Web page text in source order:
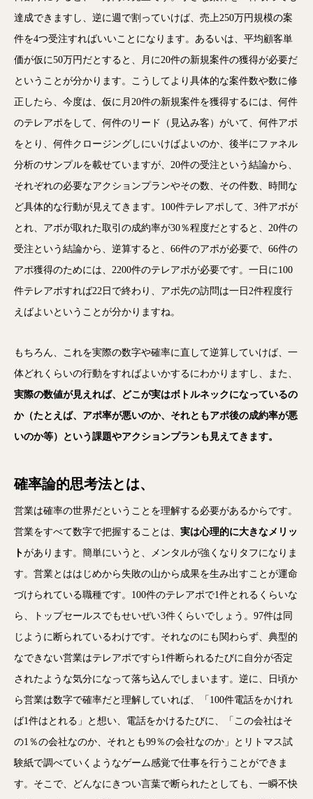
達成できますし、逆に週で割っていけば、売上250万円規模の案
件を4つ受注すればいいことになります。あるいは、平均顧客単
価が仮に50万円だとすると、月に20件の新規案件の獲得が必要だ
ということが分かります。こうしてより具体的な案件数や数に修
正したら、今度は、仮に月20件の新規案件を獲得するには、何件
のテレアポをして、何件のリード（見込み客）がいて、何件アポ
をとり、何件クロージングしにいけばよいのか、後半にファネル
分析のサンプルを載せていますが、20件の受注という結論から、
それぞれの必要なアクションプランやその数、その件数、時間な
ど具体的な行動が見えてきます。100件テレアポして、3件アポが
とれ、アポが取れた取引の成約率が30％程度だとすると、20件の
受注という結論から、逆算すると、66件のアポが必要で、66件の
アポ獲得のためには、2200件のテレアポが必要です。一日に100
件テレアポすれば22日で終わり、アポ先の訪問は一日2件程度行
えばよいということが分かりますね。
もちろん、これを実際の数字や確率に直して逆算していけば、一
体どれくらいの行動をすればよいかするにわかりますし、また、
実際の数値が見えれば、どこが実はボトルネックになっているの
か（たとえば、アポ率が悪いのか、それともアポ後の成約率が悪
いのか等）という課題やアクションプランも見えてきます。
確率論的思考法とは、
営業は確率の世界だということを理解する必要があるからです。
営業をすべて数字で把握することは、 実は心理的に大きなメリッ
トがあります。簡単にいうと、メンタルが強くなりタフになりま
す。営業とははじめから失敗の山から成果を生み出すことが運命
づけられている職種です。100件のテレアポで1件とれるくらいな
ら、トップセールスでもせいぜい3件くらいでしょう。97件は同
じように断られているわけです。それなのにも関わらず、典型的
なできない営業はテレアポですら1件断られるたびに自分が否定
されたような気分になって落ち込んでしまいます。逆に、日頃か
ら営業は数字で確率だと理解していれば、「100件電話をかけれ
ば1件はとれる」と想い、電話をかけるたびに、「この会社はそ
の1％の会社なのか、それとも99％の会社なのか」とリトマス試
験紙で調べていくようなゲーム感覚で仕事を行うことができま
す。そこで、どんなにきつい言葉で断られたとしても、一瞬不快